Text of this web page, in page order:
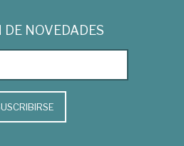
NOVEDADES